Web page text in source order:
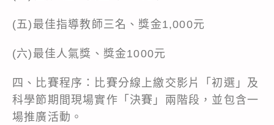
(五)最佳指導教師三名、獎金1,000元
(六)最佳人氣獎、獎金1000元
四、比賽程序：比賽分線上繳交影片「初選」及
科學節期間現場實作「決賽」兩階段，並包含一
場推廣活動。